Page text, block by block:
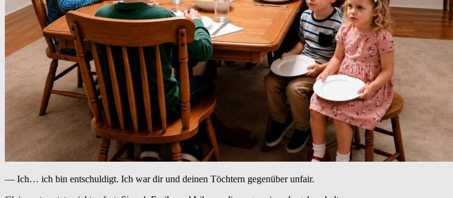
— Ich… ich bin entschuldigt. Ich war dir und deinen Töchtern gegenüber unfair.